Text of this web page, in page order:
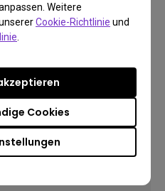
Weitere
Cookie-Richtlinie und
Cookies